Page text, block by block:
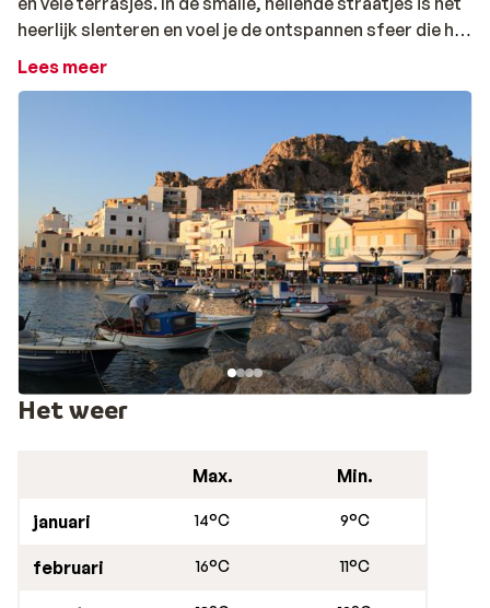
heerlijk slenteren en voel je de ontspannen sfeer die het
eiland uitstraalt. Ga je een dag op ontdekkingstocht,
Lees meer
Het weer
Max. Min.
januari 14°C 9°C
februari 16°C 11°C